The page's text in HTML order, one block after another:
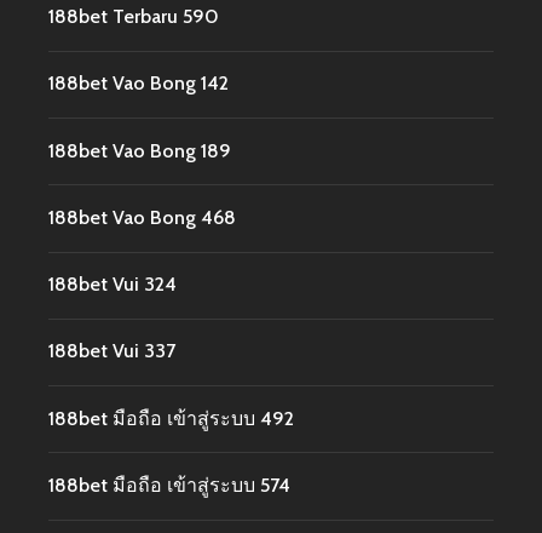
188bet Terbaru 590
188bet Vao Bong 142
188bet Vao Bong 189
188bet Vao Bong 468
188bet Vui 324
188bet Vui 337
188bet มือถือ เข้าสู่ระบบ 492
188bet มือถือ เข้าสู่ระบบ 574